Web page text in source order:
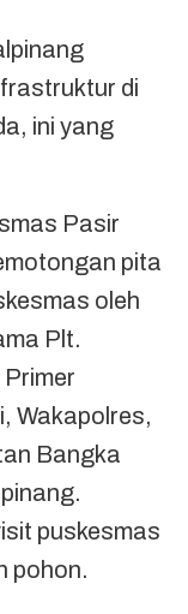
di
ini yang
Pasir
pita
oleh
Plt.
Wakapolres,
Bangka
puskesmas
pohon.